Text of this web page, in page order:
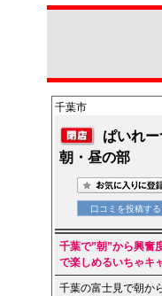
千葉市
ぱいれー
朝・昼の部
千葉で”朝”から興奮
で楽しめるいちゃキ
千葉の富士見で朝か